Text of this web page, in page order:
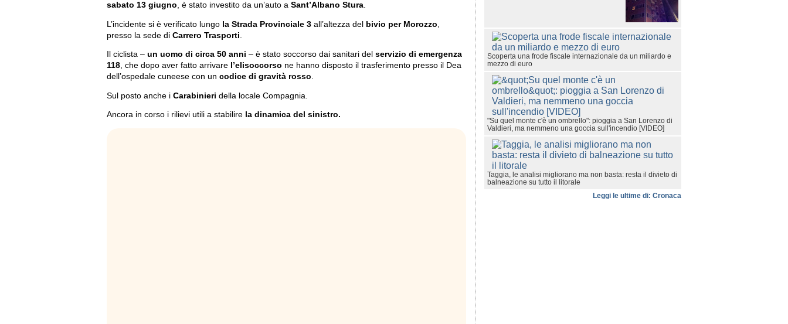
sabato 13 giugno, è stato investito da un’auto a Sant’Albano Stura.
L’incidente si è verificato lungo la Strada Provinciale 3 all’altezza del bivio per Morozzo
presso la sede di Carrero Trasporti
Il ciclista – un uomo di circa 50 anni – è stato soccorso dai sanitari del servizio di emergenza
118, che dopo aver fatto arrivare l’elisoccorso ne hanno disposto il trasferimento presso il Dea
dell’ospedale cuneese con un codice di gravità rosso.
Sul posto anche i Carabinieri della locale Compagnia.
Ancora in corso i rilievi utili a stabilire la dinamica del sinistro.
Scoperta una frode fiscale internazionale da un miliardo e
mezzo di euro
"Su quel monte c'è un ombrello": pioggia a San Lorenzo di
Valdieri, ma nemmeno una goccia sull'incendio [VIDEO]
Taggia, le analisi migliorano ma non basta: resta il divieto di
balneazione su tutto il litorale
Leggi le ultime di: Cronaca